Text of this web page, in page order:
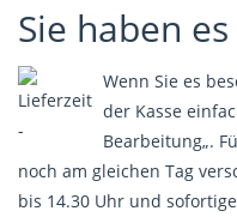
Sie haben
Wenn Sie es
der Kasse
Bearbeitung„.
noch am gleichen Tag
bis 14.30 Uhr und